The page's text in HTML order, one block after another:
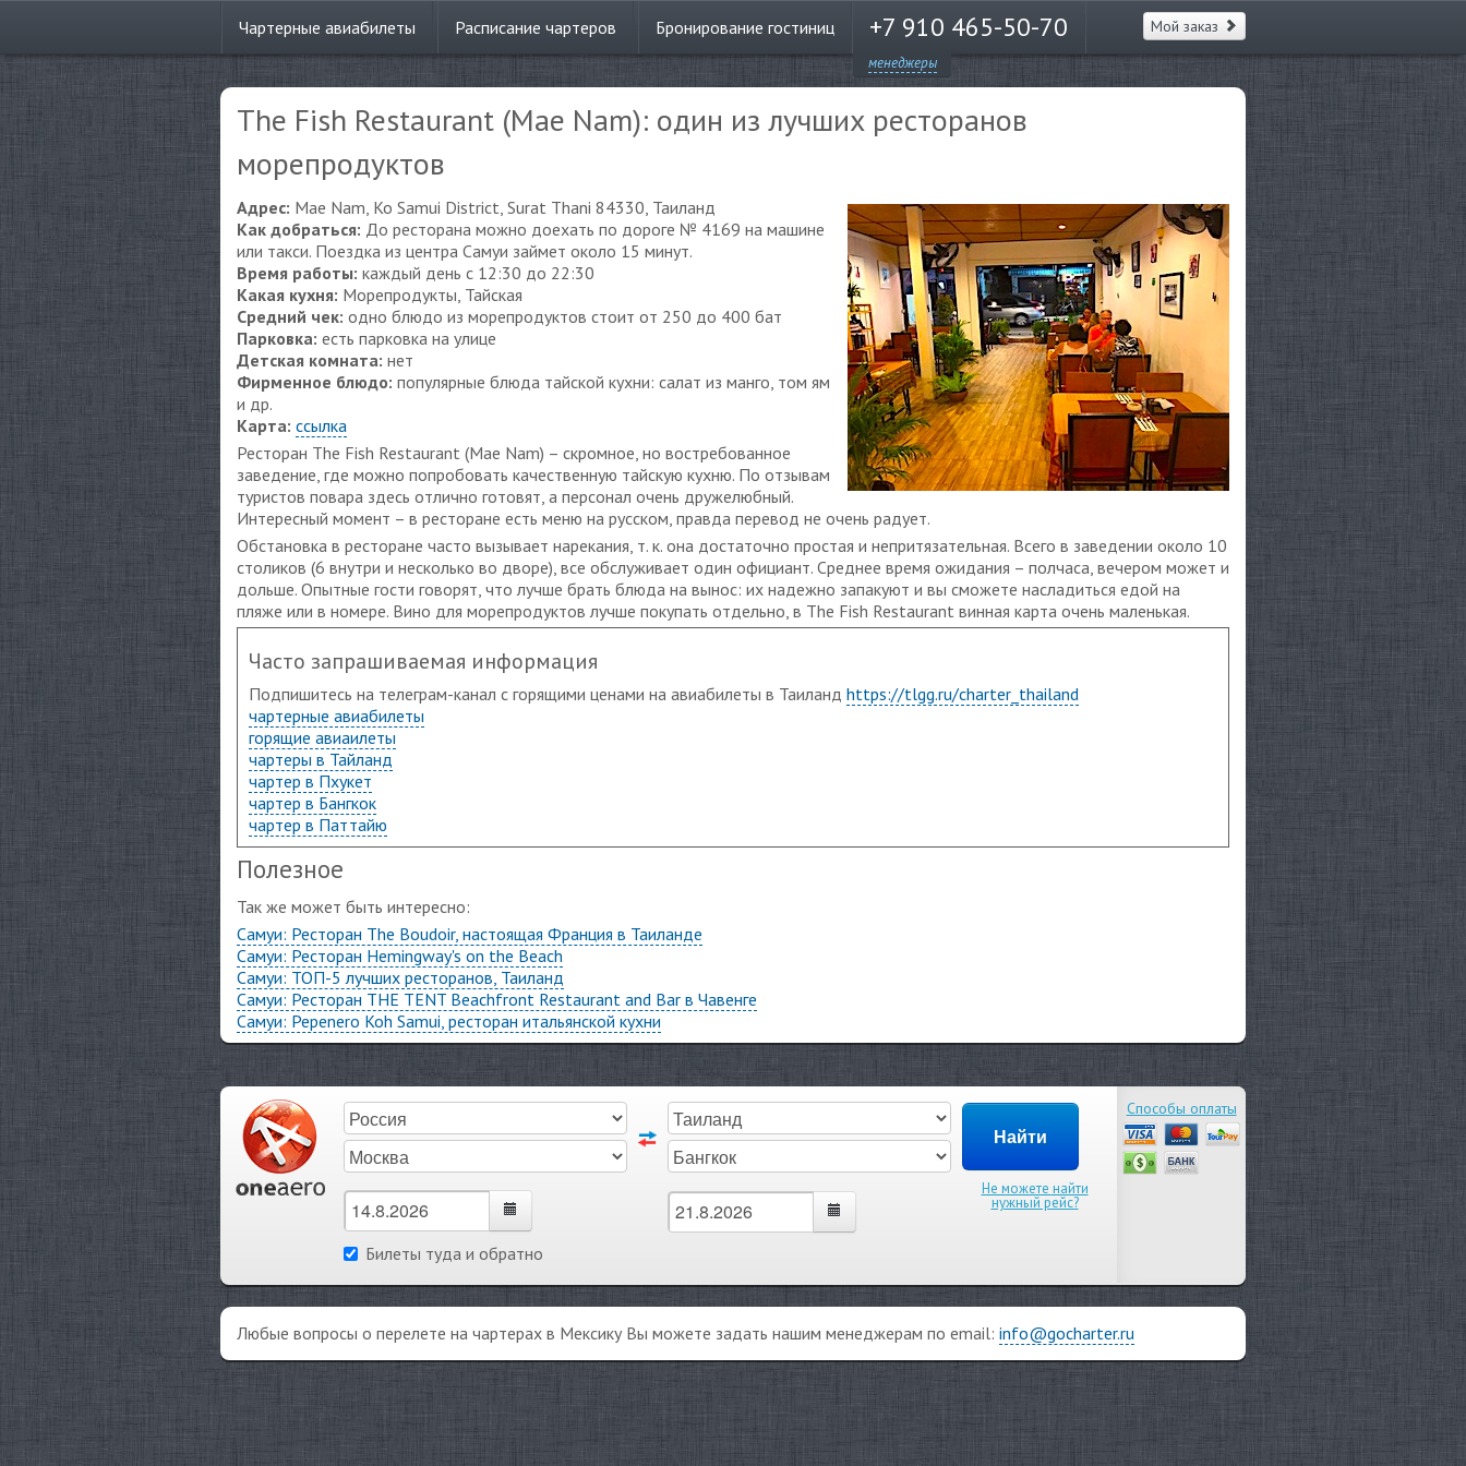
Чартерные авиабилеты Расписание чартеров Бронирование гостиниц +7 910 465-50-70
менеджеры
Мой заказ
The Fish Restaurant (Mae Nam): один из лучших ресторанов
морепродуктов
Адрес: Mae Nam, Ko Samui District, Surat Thani 84330, Таиланд
Как добраться: До ресторана можно доехать по дороге № 4169 на машине
или такси. Поездка из центра Самуи займет около 15 минут.
Время работы: каждый день с 12:30 до 22:30
Какая кухня: Морепродукты, Тайская
Средний чек: одно блюдо из морепродуктов стоит от 250 до 400 бат
Парковка: есть парковка на улице
Детская комната: нет
Фирменное блюдо: популярные блюда тайской кухни: салат из манго, том ям
и др.
Карта: ссылка
Ресторан The Fish Restaurant (Mae Nam) – скромное, но востребованное
заведение, где можно попробовать качественную тайскую кухню. По отзывам
туристов повара здесь отлично готовят, а персонал очень дружелюбный.
Интересный момент – в ресторане есть меню на русском, правда перевод не очень радует.
Обстановка в ресторане часто вызывает нарекания, т. к. она достаточно простая и непритязательная. Всего в заведении около 10
столиков (6 внутри и несколько во дворе), все обслуживает один официант. Среднее время ожидания – полчаса, вечером может и
дольше. Опытные гости говорят, что лучше брать блюда на вынос: их надежно запакуют и вы сможете насладиться едой на
пляже или в номере. Вино для морепродуктов лучше покупать отдельно, в The Fish Restaurant винная карта очень маленькая.
Часто запрашиваемая информация
Подпишитесь на телеграм-канал с горящими ценами на авиабилеты в Таиланд https://tlgg.ru/charter_thailand
чартерные авиабилеты
горящие авиаилеты
чартеры в Тайланд
чартер в Пхукет
чартер в Бангкок
чартер в Паттайю
Полезное
Так же может быть интересно:
Самуи: Ресторан The Boudoir, настоящая Франция в Таиланде
Самуи: Ресторан Hemingway's on the Beach
Самуи: ТОП-5 лучших ресторанов, Таиланд
Самуи: Ресторан THE TENT Beachfront Restaurant and Bar в Чавенге
Самуи: Pepenero Koh Samui, ресторан итальянской кухни
Билеты туда и обратно
Не можете найти
нужный рейс?
Способы оплаты
Любые вопросы о перелете на чартерах в Мексику Вы можете задать нашим менеджерам по email: info@gocharter.ru